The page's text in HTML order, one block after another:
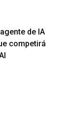
de IA
competirá